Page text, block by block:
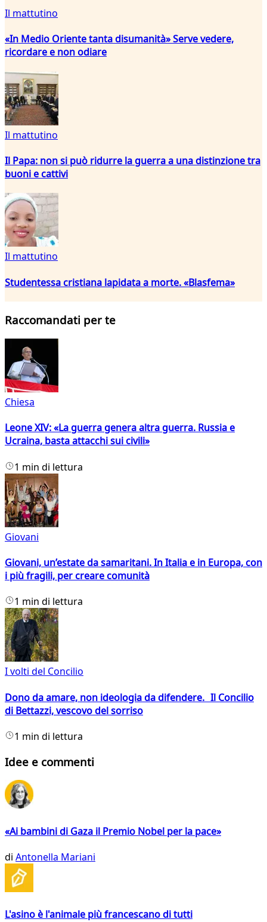
Il mattutino
«In Medio Oriente tanta disumanità» Serve vedere,
ricordare e non odiare
Il mattutino
Il Papa: non si può ridurre la guerra a una distinzione tra
buoni e cattivi
Il mattutino
Studentessa cristiana lapidata a morte. «Blasfema»
Raccomandati per te
Chiesa
Leone XIV: «La guerra genera altra guerra. Russia e
Ucraina, basta attacchi sui civili»
1 min di lettura
Giovani
Giovani, un’estate da samaritani. In Italia e in Europa, con
i più fragili, per creare comunità
1 min di lettura
I volti del Concilio
Dono da amare, non ideologia da difendere. Il Concilio
di Bettazzi, vescovo del sorriso
1 min di lettura
Idee e commenti
«Ai bambini di Gaza il Premio Nobel per la pace»
di Antonella Mariani
L'asino è l'animale più francescano di tutti